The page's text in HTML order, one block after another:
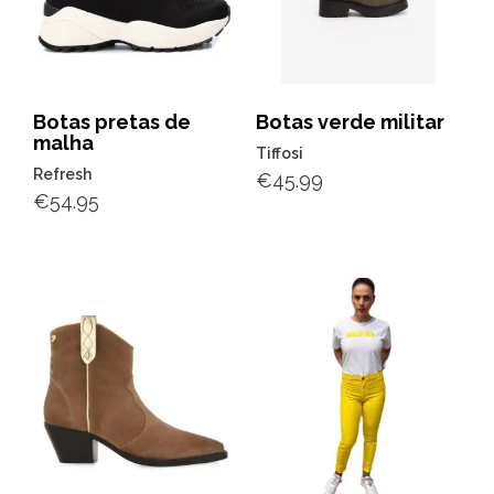
Botas pretas de
malha
Refresh
€54.95
Botas verde militar
Tiffosi
€45.99